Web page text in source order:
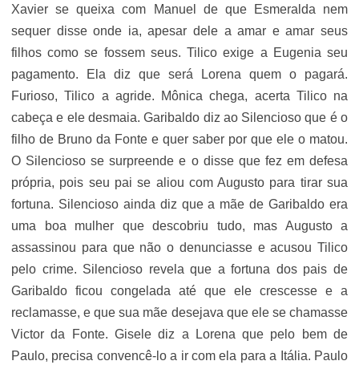
Xavier se queixa com Manuel de que Esmeralda nem
sequer disse onde ia, apesar dele a amar e amar seus
filhos como se fossem seus. Tilico exige a Eugenia seu
pagamento. Ela diz que será Lorena quem o pagará.
Furioso, Tilico a agride. Mônica chega, acerta Tilico na
cabeça e ele desmaia. Garibaldo diz ao Silencioso que é o
filho de Bruno da Fonte e quer saber por que ele o matou.
O Silencioso se surpreende e o disse que fez em defesa
própria, pois seu pai se aliou com Augusto para tirar sua
fortuna. Silencioso ainda diz que a mãe de Garibaldo era
uma boa mulher que descobriu tudo, mas Augusto a
assassinou para que não o denunciasse e acusou Tilico
pelo crime. Silencioso revela que a fortuna dos pais de
Garibaldo ficou congelada até que ele crescesse e a
reclamasse, e que sua mãe desejava que ele se chamasse
Victor da Fonte. Gisele diz a Lorena que pelo bem de
Paulo, precisa convencê-lo a ir com ela para a Itália. Paulo